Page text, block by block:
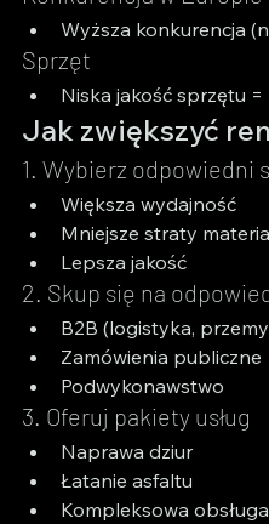
Wyższa konkurencja
Sprzęt
Niska jakość sprzętu
Jak zwiększyć
1. Wybierz odpowiedni
Większa wydajność
Mniejsze straty
Lepsza jakość
2. Skup się na
B2B (logistyka,
Zamówienia publiczne
Podwykonawstwo
3. Oferuj pakiety usług
Naprawa dziur
Łatanie asfaltu
Kompleksowa obsługa